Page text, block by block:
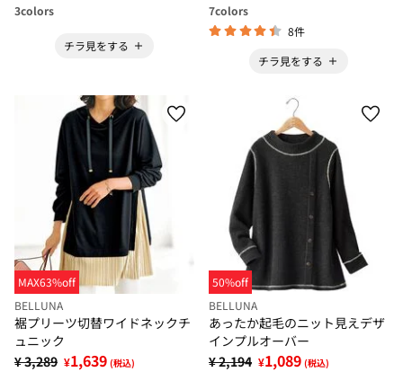
3colors
チラ見をする
7colors
8件
チラ見をする
MAX63%off
BELLUNA
裾プリーツ切替ワイドネックチ
ュニック
¥ 3,289 ¥1,639 (税込)
50%off
BELLUNA
あったか起毛のニット見えデザ
インプルオーバー
¥ 2,194 ¥1,089 (税込)